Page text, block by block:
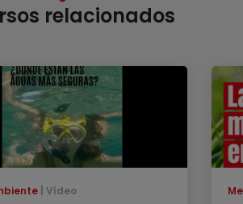
relacionados
Vídeo